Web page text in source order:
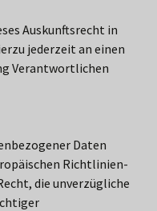
Auskunftsrecht in
jederzeit an einen
Verantwortlichen
Daten
Richtlinien-
die unverzügliche